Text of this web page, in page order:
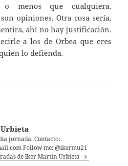
menos que cualquiera.
opiniones. Otra cosa sería,
ahí no hay justificación.
a los de Orbea que eres
lo defienda.
jornada. Contacto:
Follow me: @ikermu21
de Iker Martín Urbieta